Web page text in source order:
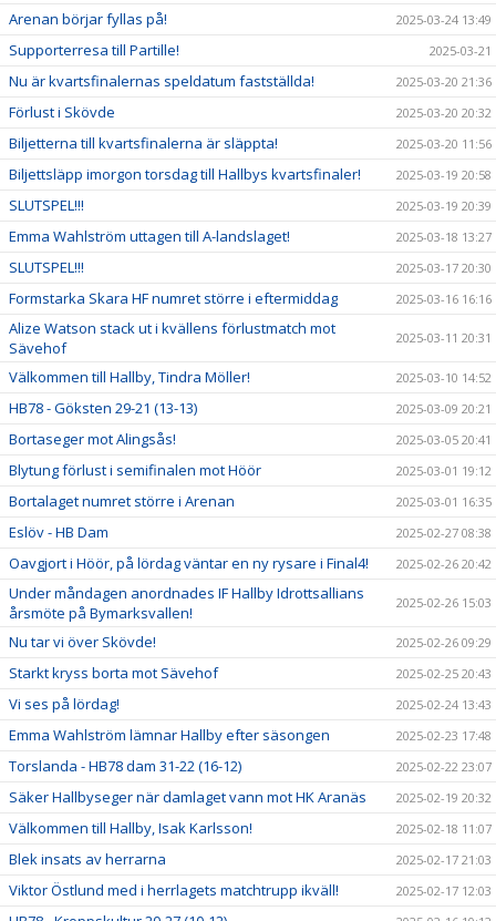
Arenan börjar fyllas på! 2025-03-24 13:49
Supporterresa till Partille! 2025-03-21
Nu är kvartsfinalernas speldatum fastställda! 2025-03-20 21:36
Förlust i Skövde 2025-03-20 20:32
Biljetterna till kvartsfinalerna är släppta! 2025-03-20 11:56
Biljettsläpp imorgon torsdag till Hallbys kvartsfinaler! 2025-03-19 20:58
SLUTSPEL!!! 2025-03-19 20:39
Emma Wahlström uttagen till A-landslaget! 2025-03-18 13:27
SLUTSPEL!!! 2025-03-17 20:30
Formstarka Skara HF numret större i eftermiddag 2025-03-16 16:16
Alize Watson stack ut i kvällens förlustmatch mot
Sävehof
2025-03-11 20:31
Välkommen till Hallby, Tindra Möller! 2025-03-10 14:52
HB78 - Göksten 29-21 (13-13) 2025-03-09 20:21
Bortaseger mot Alingsås! 2025-03-05 20:41
Blytung förlust i semifinalen mot Höör 2025-03-01 19:12
Bortalaget numret större i Arenan 2025-03-01 16:35
Eslöv - HB Dam 2025-02-27 08:38
Oavgjort i Höör, på lördag väntar en ny rysare i Final4! 2025-02-26 20:42
Under måndagen anordnades IF Hallby Idrottsallians
årsmöte på Bymarksvallen!
2025-02-26 15:03
Nu tar vi över Skövde! 2025-02-26 09:29
Starkt kryss borta mot Sävehof 2025-02-25 20:43
Vi ses på lördag! 2025-02-24 13:43
Emma Wahlström lämnar Hallby efter säsongen 2025-02-23 17:48
Torslanda - HB78 dam 31-22 (16-12) 2025-02-22 23:07
Säker Hallbyseger när damlaget vann mot HK Aranäs 2025-02-19 20:32
Välkommen till Hallby, Isak Karlsson! 2025-02-18 11:07
Blek insats av herrarna 2025-02-17 21:03
Viktor Östlund med i herrlagets matchtrupp ikväll! 2025-02-17 12:03